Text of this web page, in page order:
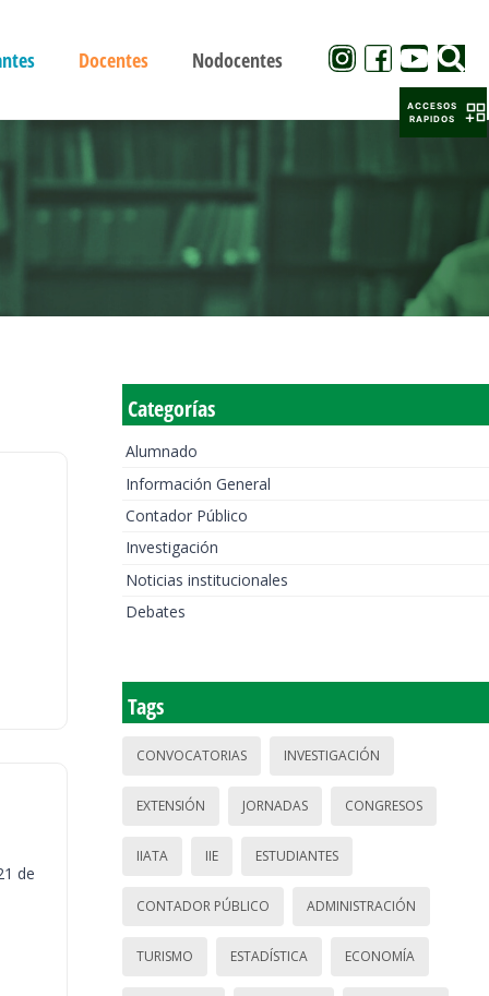
Docentes Nodocentes
de
Categorías
Alumnado
Información General
Contador Público
Investigación
Noticias institucionales
Debates
Tags
CONVOCATORIAS INVESTIGACIÓN
EXTENSIÓN JORNADAS CONGRESOS
IIATA IIE ESTUDIANTES
CONTADOR PÚBLICO ADMINISTRACIÓN
TURISMO ESTADÍSTICA ECONOMÍA
ACCESOS
RAPIDOS